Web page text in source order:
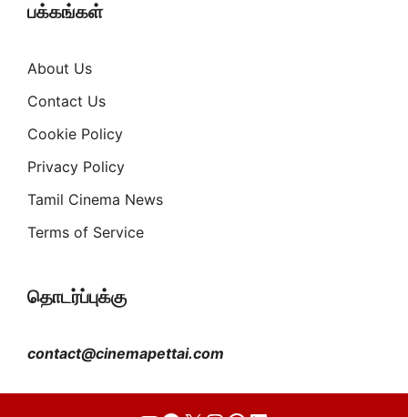
பக்கங்கள்
About Us
Contact Us
Cookie Policy
Privacy Policy
Tamil Cinema News
Terms of Service
தொடர்ப்புக்கு
contact@cinemapettai.com